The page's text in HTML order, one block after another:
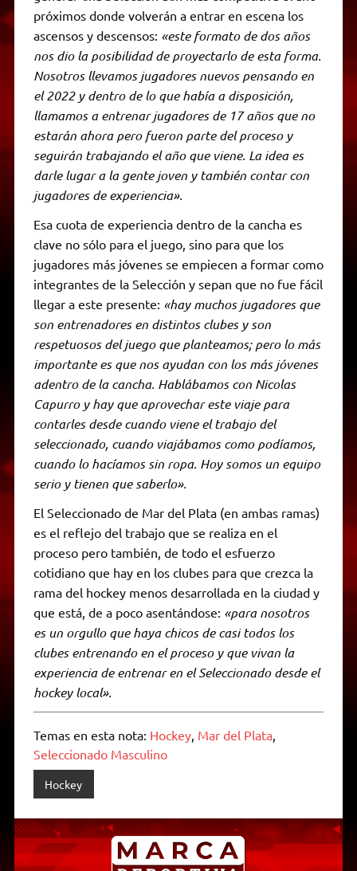
próximos donde volverán a entrar en escena los
ascensos y descensos: «este formato de dos años
nos dio la posibilidad de proyectarlo de esta forma.
Nosotros llevamos jugadores nuevos pensando en
el 2022 y dentro de lo que había a disposición,
llamamos a entrenar jugadores de 17 años que no
estarán ahora pero fueron parte del proceso y
seguirán trabajando el año que viene. La idea es
darle lugar a la gente joven y también contar con
jugadores de experiencia».
Esa cuota de experiencia dentro de la cancha es
clave no sólo para el juego, sino para que los
jugadores más jóvenes se empiecen a formar como
integrantes de la Selección y sepan que no fue fácil
llegar a este presente: «hay muchos jugadores que
son entrenadores en distintos clubes y son
respetuosos del juego que planteamos; pero lo más
importante es que nos ayudan con los más jóvenes
adentro de la cancha. Hablábamos con Nicolas
Capurro y hay que aprovechar este viaje para
contarles desde cuando viene el trabajo del
seleccionado, cuando viajábamos como podíamos,
cuando lo hacíamos sin ropa. Hoy somos un equipo
serio y tienen que saberlo».
El Seleccionado de Mar del Plata (en ambas ramas)
es el reflejo del trabajo que se realiza en el
proceso pero también, de todo el esfuerzo
cotidiano que hay en los clubes para que crezca la
rama del hockey menos desarrollada en la ciudad y
que está, de a poco asentándose: «para nosotros
es un orgullo que haya chicos de casi todos los
clubes entrenando en el proceso y que vivan la
experiencia de entrenar en el Seleccionado desde el
hockey local».
Temas en esta nota: Hockey, Mar del Plata,
Seleccionado Masculino
Hockey